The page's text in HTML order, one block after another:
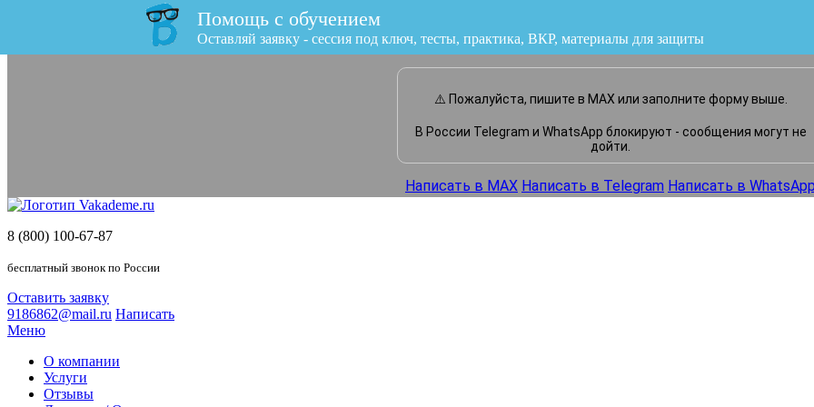
Помощь с обучением
Оставляй заявку - сессия под ключ, тесты, практика, ВКР
или напишите нам прямо сейчас
⚠️ Пожалуйста, пишите в MAX или заполните форму выше.
В России Telegram и WhatsApp блокируют - сообщения могут не
дойти.
Написать в MAX Написать в Telegram Написать в
8 (800) 100-67-87
бесплатный звонок по России
Оставить заявку
9186862@mail.ru Написать
Меню
О компании
Услуги
Отзывы